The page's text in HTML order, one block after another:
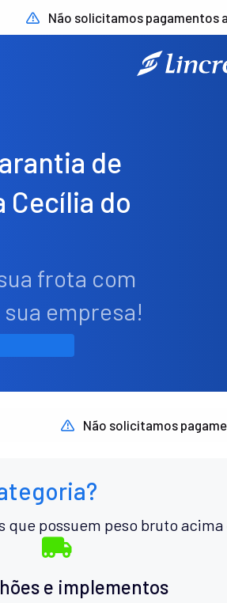
Não solicitamos pagamentos
de
Cecília do
frota com
empresa!
Não solicitamos
que possuem peso bruto
e implementos